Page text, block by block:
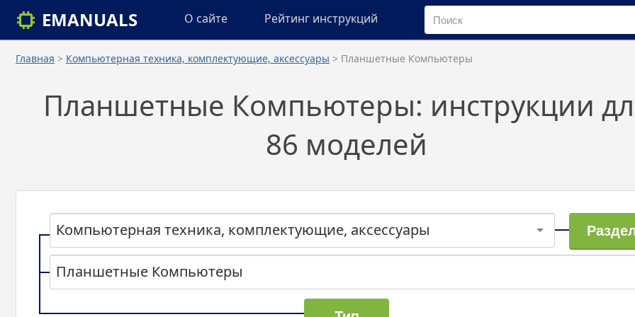
EMANUALS О сайте Рейтинг инструкций
Главная > Компьютерная техника, комплектующие, аксессуары > Планшетные Компьютеры
Планшетные Компьютеры: инструкции
86 моделей
Компьютерная техника, комплектующие, аксессуары
Планшетные Компьютеры